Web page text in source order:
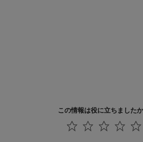
この情報は役に立ちました